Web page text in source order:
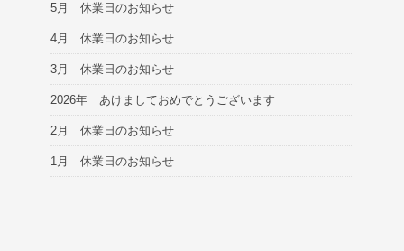
5月 休業日のお知らせ
4月 休業日のお知らせ
3月 休業日のお知らせ
2026年 あけましておめでとうございます
2月 休業日のお知らせ
1月 休業日のお知らせ